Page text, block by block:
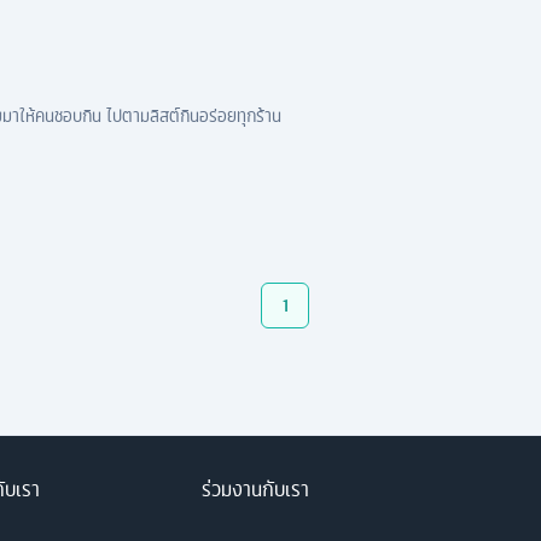
าให้คนชอบกิน ไปตามลิสต์กินอร่อยทุกร้าน
1
เรา ร่วมงานกับเรา